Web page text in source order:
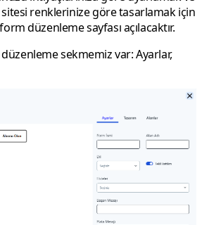
sitesi renklerinize göre tasarlamak için
düzenleme sayfası açılacaktır.
sekmemiz var:Ayarlar,